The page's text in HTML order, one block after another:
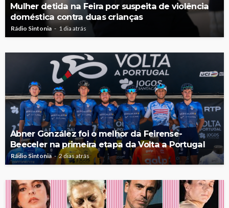
Mulher detida na Feira por suspeita de violência
doméstica contra duas crianças
Rádio Sintonia 1 dia atrás
Abner González foi o melhor da Feirense-
Beeceler na primeira etapa da Volta a Portugal
Rádio Sintonia 2 dias atrás